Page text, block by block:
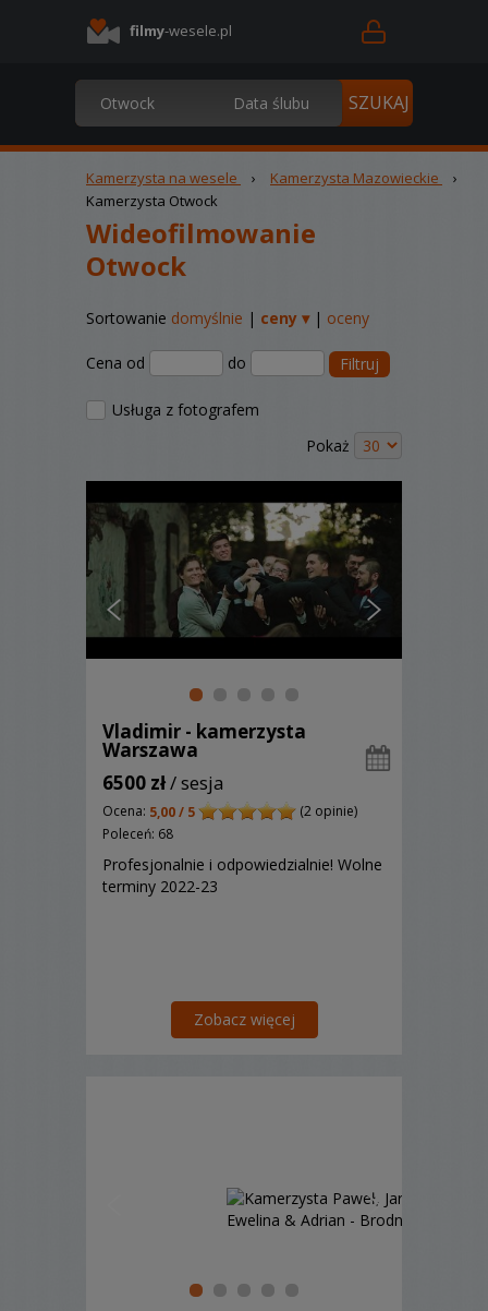
filmy-wesele.pl
Kamerzysta na wesele › Kamerzysta Mazowieckie
›
Kamerzysta Otwock
Wideofilmowanie
Otwock
Sortowanie domyślnie | ceny ▾| oceny
Cena od do Filtruj
Usługa z fotografem
Pokaż
Vladimir - kamerzysta
Warszawa
6500 zł/ sesja
Ocena: 5,00 / 5
(2 opinie)
Poleceń: 68
Profesjonalnie i odpowiedzialnie! Wolne
terminy 2022-23
Zobacz więcej